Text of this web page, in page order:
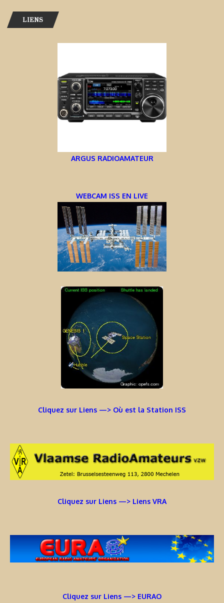
LIENS
ARGUS RADIOAMATEUR
WEBCAM ISS EN LIVE
Cliquez sur Liens —> Où est la Station ISS
Cliquez sur Liens —> Liens VRA
Cliquez sur Liens —> EURAO